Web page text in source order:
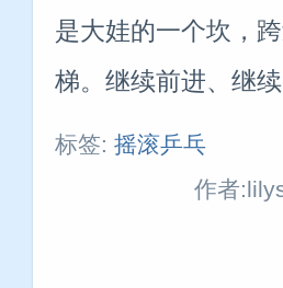
是大娃的一个坎，
梯。 继续前进、继续
标签: 摇滚乒乓
作者